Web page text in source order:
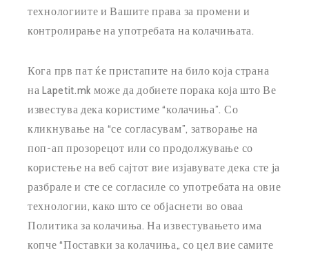
технологиите и Вашите права за промени и
контролирање на употребата на колачињата.
Кога прв пат ќе пристапите на било која страна
на Lapetit.mk може да добиете порака која што Ве
известува дека користиме “колачиња”. Со
кликнување на “се согласувам”, затворање на
поп-ап прозорецот или со продолжување со
користење на веб сајтот вие изјавувате дека сте ја
разбрале и сте се согласиле со употребата на овие
технологии, како што се објаснети во оваа
Политика за колачиња. На известувањето има
копче “Поставки за колачиња„ со цел вие самите